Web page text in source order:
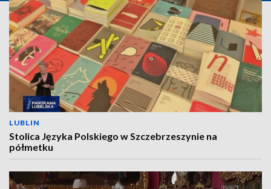
LUBLIN
Stolica Języka Polskiego w Szczebrzeszynie na
półmetku